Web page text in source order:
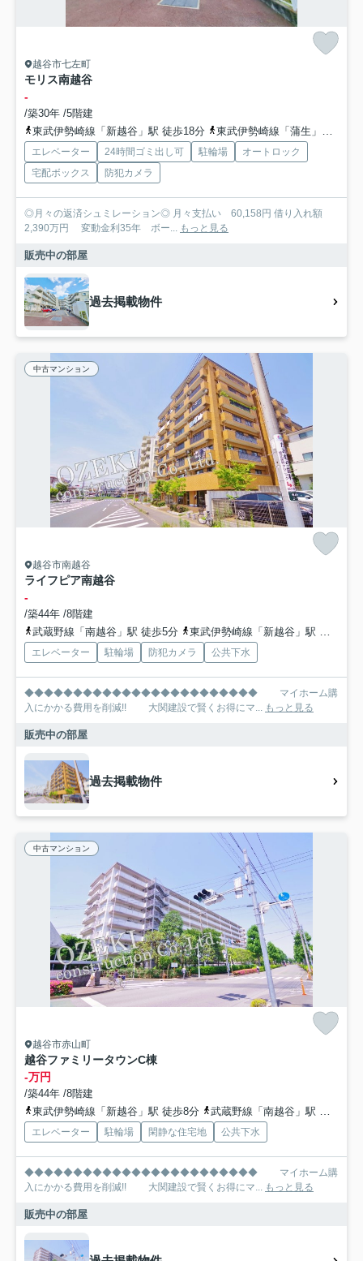
越谷市七左町
モリス南越谷
-
/築30年 /5階建
東武伊勢崎線「新越谷」駅 徒歩18分
東武伊勢崎線「蒲生」駅 徒歩18分
エレベーター 24時間ゴミ出し可 駐輪場
オートロック
宅配ボックス
防犯カメラ
◎月々の返済シュミレーション◎ 月々支払い 60,158円 借り入れ額
2,390万円 変動金利35年 ボー... もっと見る
販売中の部屋
過去掲載物件
中古マンション
越谷市南越谷
ライフピア南越谷
-
/築44年 /8階建
武蔵野線「南越谷」駅 徒歩5分
東武伊勢崎線「新越谷」駅 徒歩5分
エレベーター 駐輪場 防犯カメラ 公共下水
◆◆◆◆◆◆◆◆◆◆◆◆◆◆◆◆◆◆◆◆◆◆◆◆ マイホーム購
入にかかる費用を削減!! 大関建設で賢くお得にマ... もっと見る
販売中の部屋
過去掲載物件
中古マンション
越谷市赤山町
越谷ファミリータウンC棟
-万円
/築44年 /8階建
東武伊勢崎線「新越谷」駅 徒歩8分
武蔵野線「南越谷」駅 徒歩8分
エレベーター 駐輪場 閑静な住宅地 公共下水
◆◆◆◆◆◆◆◆◆◆◆◆◆◆◆◆◆◆◆◆◆◆◆◆ マイホーム購
入にかかる費用を削減!! 大関建設で賢くお得にマ... もっと見る
販売中の部屋